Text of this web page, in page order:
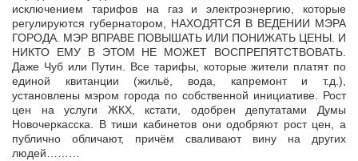
исключением тарифов на газ и электроэнергию, которые
регулируются губернатором, НАХОДЯТСЯ В ВЕДЕНИИ МЭРА
ГОРОДА. МЭР ВПРАВЕ ПОВЫШАТЬ ИЛИ ПОНИЖАТЬ ЦЕНЫ. И
НИКТО ЕМУ В ЭТОМ НЕ МОЖЕТ ВОСПРЕПЯТСТВОВАТЬ.
Даже Чуб или Путин. Все тарифы, которые жители платят по
единой квитанции (жильё, вода, капремонт и т.д.),
установлены мэром города по собственной инициативе. Рост
цен на услуги ЖКХ, кстати, одобрен депутатами Думы
Новочеркасска. В тиши кабинетов они одобряют рост цен, а
публично обличают, причём сваливают вину на других
людей………